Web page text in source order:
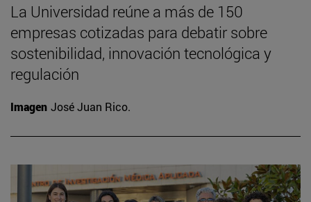
La Universidad reúne a más de 150
empresas cotizadas para debatir sobre
sostenibilidad, innovación tecnológica y
regulación
Imagen José Juan Rico.